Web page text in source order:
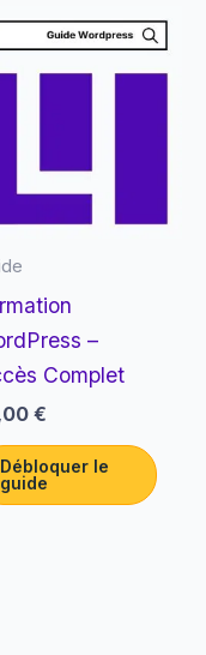
–
Complet
€
Débloquer le
guide